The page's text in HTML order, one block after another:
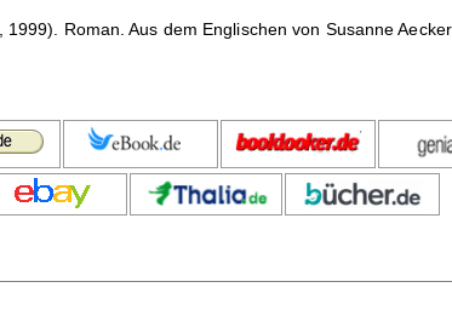
1999). Roman. Aus dem Englischen von Susanne